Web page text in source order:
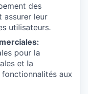
des
assurer leur
utilisateurs.
pour la
et la
aux